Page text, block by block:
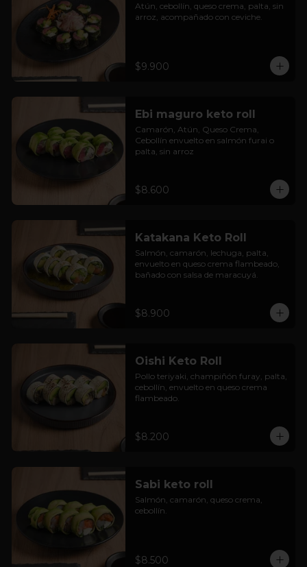
Atún, cebollín, queso crema, palta, sin
arroz, acompañado con ceviche.
$9.900
Ebi maguro keto roll
Camarón, Atún, Queso Crema,
Cebollín envuelto en salmón furai o
palta, sin arroz
$8.600
Katakana Keto Roll
Salmón, camarón, lechuga, palta,
envuelto en queso crema flambeado,
bañado con salsa de maracuyá.
$8.900
Oishi Keto Roll
Pollo teriyaki, champiñón furay, palta,
cebollín, envuelto en queso crema
flambeado.
$8.200
Sabi keto roll
Salmón, camarón, queso crema,
cebollín.
$8.500